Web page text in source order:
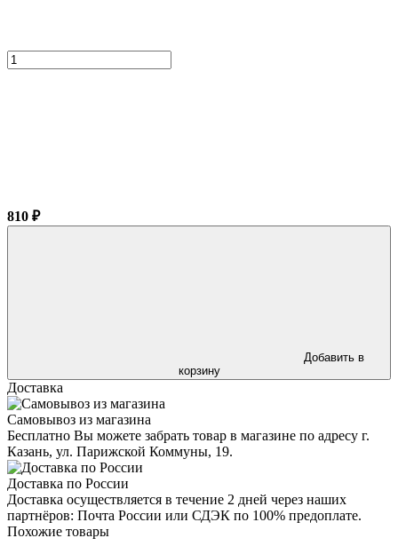
810 ₽
Добавить в
корзину
Доставка
Самовывоз из магазина
Бесплатно Вы можете забрать товар в магазине по адресу г.
Казань, ул. Парижской Коммуны, 19.
Доставка по России
Доставка осуществляется в течение 2 дней через наших
партнёров: Почта России или СДЭК по 100% предоплате.
Похожие товары